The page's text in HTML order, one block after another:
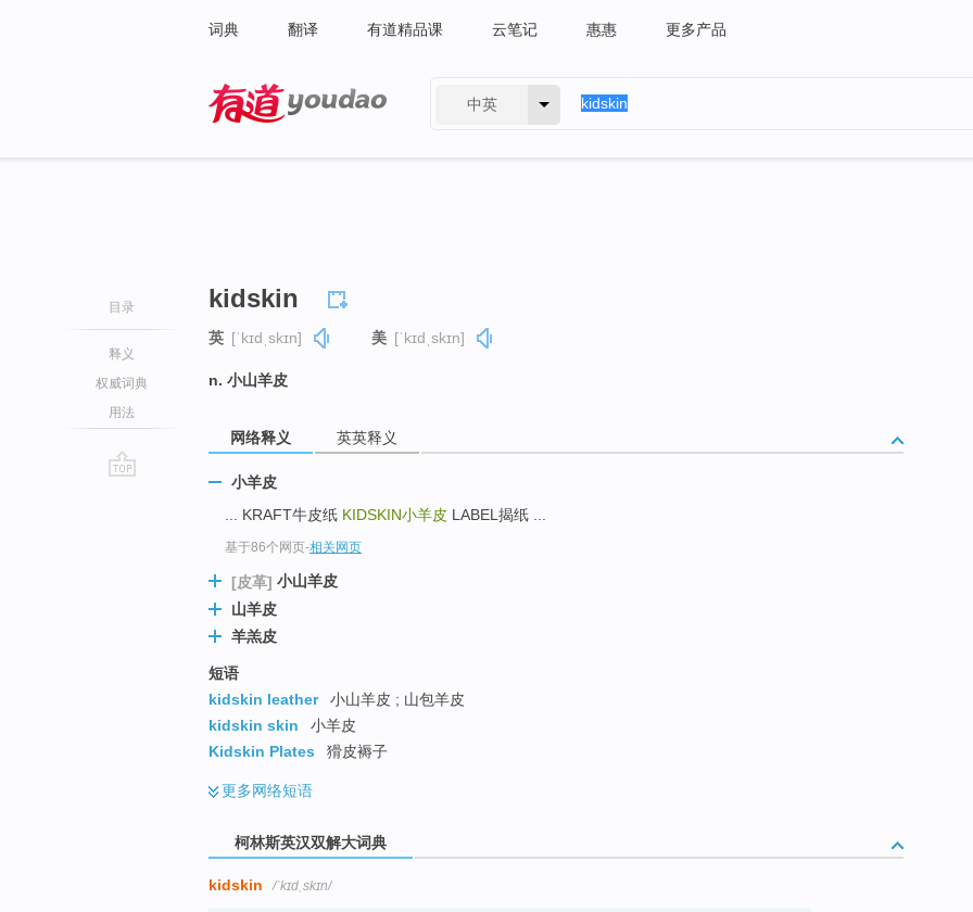
词典 翻译 有道精品课 云笔记 惠惠 更多产品
中英
目录
释义
权威词典
用法
kidskin
英 [ˈkɪdˌskɪn] 美 [ˈkɪdˌskɪn]
n. 小山羊皮
网络释义 英英释义
小羊皮
... KRAFT牛皮纸 KIDSKIN小羊皮 LABEL揭纸 ...
基于86个网页-相关网页
[皮革] 小山羊皮
山羊皮
羊羔皮
短语
kidskin leather
小山羊皮 ; 山包羊皮
kidskin skin
小羊皮
Kidskin Plates
猾皮褥子
更多网络短语
柯林斯英汉双解大词典
kidskin /ˈkɪdˌskɪn/